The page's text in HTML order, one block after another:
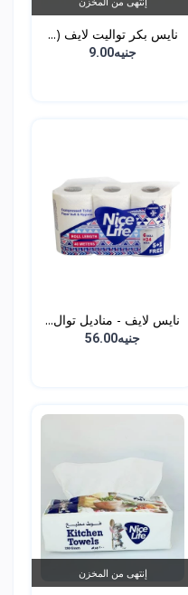
نايس بكر تواليت لايف (...
جنيه9.00
نايس لايف - مناديل توال...
جنيه56.00
إنتهى من المخزن